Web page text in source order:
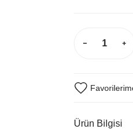
Ürün Bilgisi